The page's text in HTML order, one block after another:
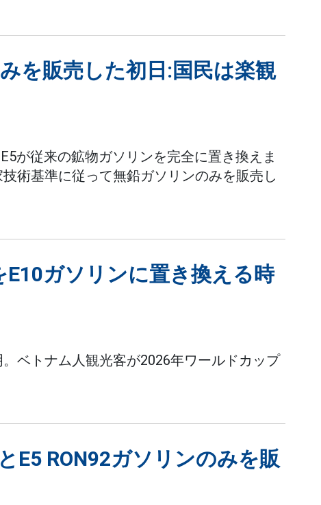
を販売した初日:国民は楽観
が従来の鉱物ガソリンを完全に置き換えま
術基準に従って無鉛ガソリンのみを販売し
ガソリンに置き換える時
ベトナム人観光客が2026年ワールドカップ
E5 RON92ガソリンのみを販